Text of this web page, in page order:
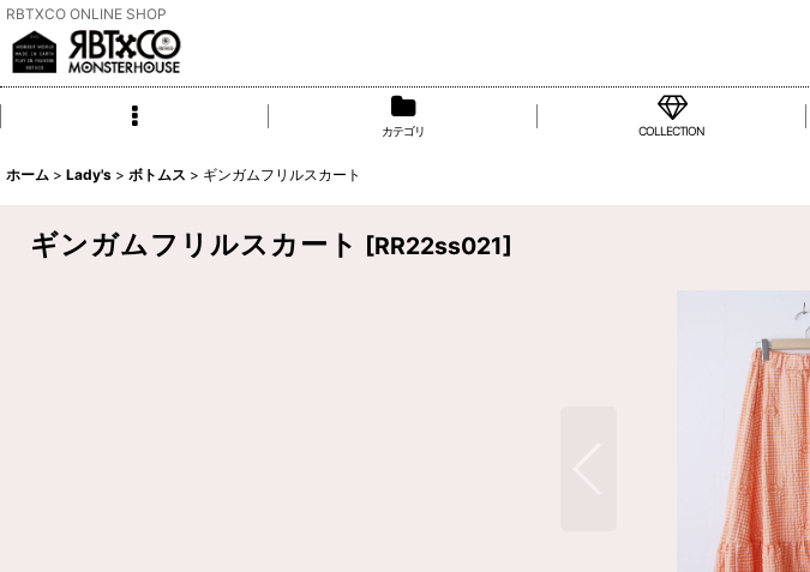
RBTXCO ONLINE SHOP
カテゴリ COLLECTION
ホーム > Lady's > ボトムス > ギンガムフリルスカート
ギンガムフリルスカート [RR22ss021]